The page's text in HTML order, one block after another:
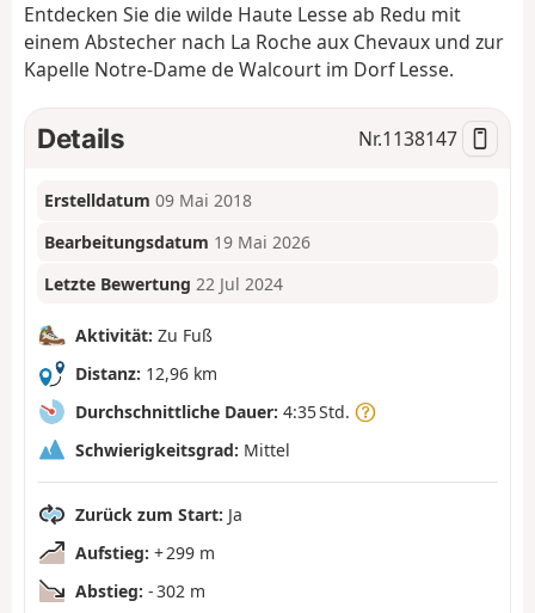
t
n
Entdecken Sie die wilde Haute Lesse ab Redu mit
einem Abstecher nach La Roche aux Chevaux und zur
Kapelle Notre-Dame de Walcourt im Dorf Lesse.
Details Nr.1138147
Erstelldatum 09 Mai 2018
Bearbeitungsdatum 19 Mai 2026
Letzte Bewertung 22 Jul 2024
Aktivität: Zu Fuß
Distanz: 12,96 km
Durchschnittliche Dauer: 4:35 Std.
Schwierigkeitsgrad: Mittel
Zurück zum Start: Ja
Aufstieg: + 299 m
Abstieg: - 302 m